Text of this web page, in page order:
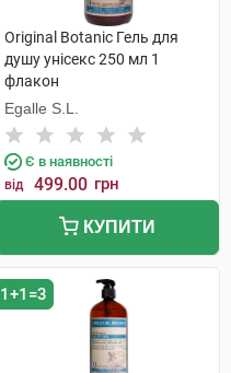
Original Botanic Гель для
душу унісекс 250 мл 1
флакон
Egalle S.L.
Є в наявності
від 499.00 грн
КУПИТИ
1+1=3